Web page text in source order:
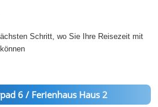
Schritt, wo Sie Ihre Reisezeit mit
6 / Ferienhaus Haus 2